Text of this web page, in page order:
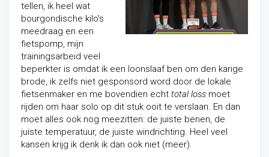
tellen, ik heel wat
bourgondische kilo’s
meedraag en een
fietspomp, mijn
trainingsarbeid veel
beperkter is omdat ik een loonslaaf ben om den karige
brode, ik zelfs niet gesponsord word door de lokale
fietsenmaker en me bovendien echt total loss moet
rijden om haar solo op dit stuk ooit te verslaan. En dan
moet alles ook nog meezitten: de juiste benen, de
juiste temperatuur, de juiste windrichting. Heel veel
kansen krijg ik denk ik dan ook niet (meer).